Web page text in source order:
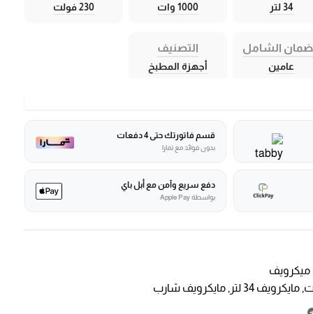
34 لتر 1000 وات 230 فولت
الشامل
عامين
التصنيف
أجهزة المطبخ
قسم فاتورتك حتى 4 دفعات
بدون فوائد مع تمارا
دفع سريع وآمن مع أبل باي
بواسطة Apple Pay
ميكرويف
, مايكرويف 34 لتر , مايكرويف شارب